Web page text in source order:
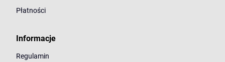
Płatności
Informacje
Regulamin